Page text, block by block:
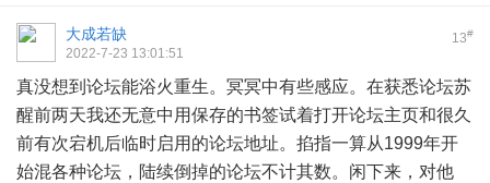
13#
大成若缺
2022-7-23 13:01:51
真没想到论坛能浴火重生。冥冥中有些感应。在获悉论坛苏
醒前两天我还无意中用保存的书签试着打开论坛主页和很久
前有次宕机后临时启用的论坛地址。掐指一算从1999年开
始混各种论坛，陆续倒掉的论坛不计其数。闲下来，对他